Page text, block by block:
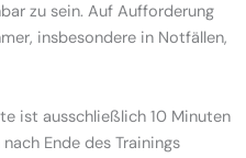
zu sein. Auf Aufforderung
insbesondere in Notfällen,
ist ausschließlich 10 Minuten
Ende des Trainings